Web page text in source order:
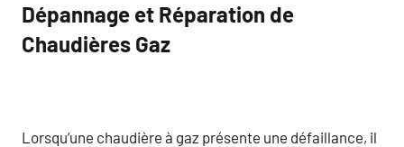
Dépannage et Réparation de
Chaudières Gaz
Lorsqu’une chaudière à gaz présente une défaillance, il